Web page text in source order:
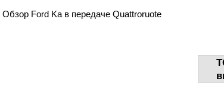
Обзор Ford Ka в передаче Quattroruote